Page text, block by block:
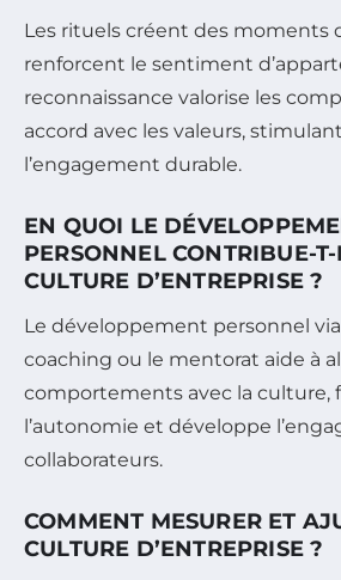
Les rituels créent des moments
renforcent le sentiment
reconnaissance valorise les
accord avec les valeurs,
l’engagement durable.
EN QUOI LE
PERSONNEL CONTRIBUE-
CULTURE D’ENTREPRISE ?
Le développement personnel
coaching ou le mentorat aide à
comportements avec la culture,
l’autonomie et développe
collaborateurs.
COMMENT MESURER ET
CULTURE D’ENTREPRISE ?